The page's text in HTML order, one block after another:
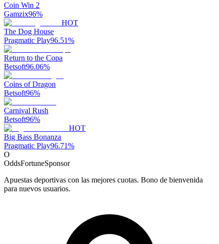
Coin Win 2
Gamzix96%
HOT
The Dog House
Pragmatic Play96.51%
Return to the Copa
Betsoft96.06%
Coins of Dragon
Betsoft96%
Carnival Rush
Betsoft96%
HOT
Big Bass Bonanza
Pragmatic Play96.71%
O
OddsFortuneSponsor
Apuestas deportivas con las mejores cuotas. Bono de bienvenida
para nuevos usuarios.